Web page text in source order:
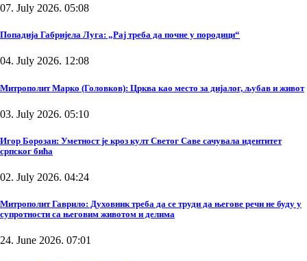
07. July 2026. 05:08
Попадија Габријела Луга: „Рај треба да почне у породици“
04. July 2026. 12:08
Митрополит Марко (Головков): Црква као место за дијалог, љубав и живот
03. July 2026. 05:10
Игор Борозан: Уметност је кроз култ Светог Саве сачувала идентитет
српског бића
02. July 2026. 04:24
Митрополит Гаврило: Духовник треба да се труди да његове речи не буду у
супротности са његовим животом и делима
24. June 2026. 07:01